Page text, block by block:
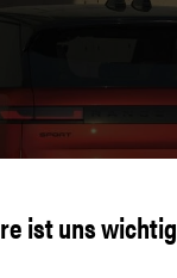
ist uns wichtig